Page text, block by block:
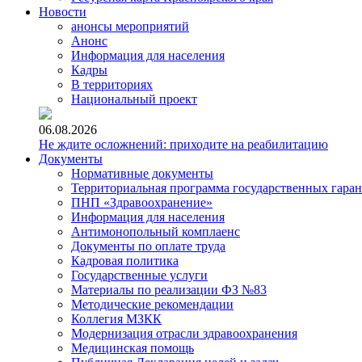
Новости
анонсы мероприятий
Анонс
Информация для населения
Кадры
В территориях
Национальный проект
06.08.2026
Не ждите осложнений: приходите на реабилитацию
Документы
Нормативные документы
Территориальная программа государственных
ПНП «Здравоохранение»
Информация для населения
Антимонопольный комплаенс
Документы по оплате труда
Кадровая политика
Государственные услуги
Материалы по реализации ФЗ №83
Методические рекомендации
Коллегия МЗКК
Модернизация отрасли здравоохранения
Медицинская помощь